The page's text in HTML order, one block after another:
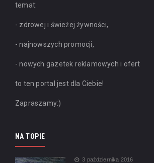
temat:
- zdrowej i świeżej żywności,
- najnowszych promocji,
- nowych gazetek reklamowych i ofert
to ten portal jest dla Ciebie!
Zapraszamy:)
NA TOPIE
3 października 2016